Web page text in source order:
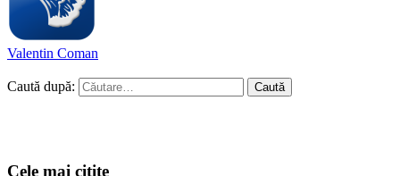
Valentin Coman
Caută după:
Cele mai citite